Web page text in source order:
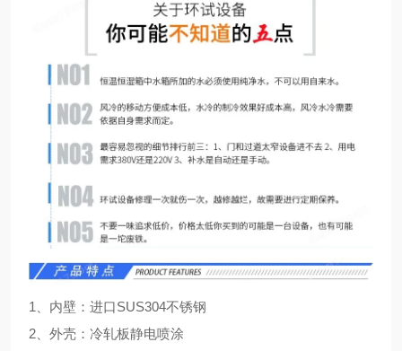
1、内壁：进口SUS304不锈钢
2、外壳：冷轧板静电喷涂